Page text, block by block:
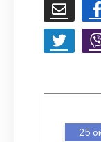
25